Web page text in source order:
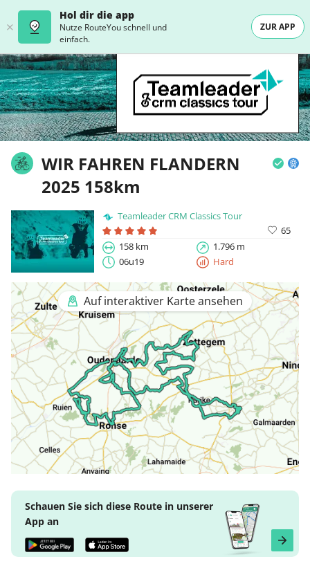
Hol dir die app
Nutze RouteYou schnell und
einfach.
ZUR APP
WIR FAHREN FLANDERN
2025 158km
Teamleader CRM Classics Tour
65
158 km
1.796 m
06u19
Hard
Auf interaktiver Karte ansehen
Schauen Sie sich diese Route in unserer
App an